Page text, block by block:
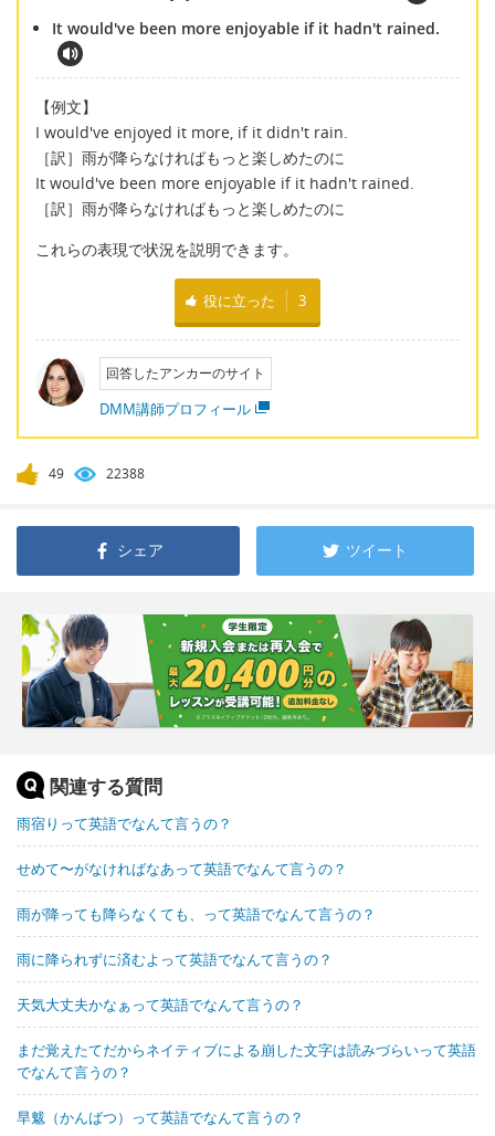
It would've been more enjoyable if it hadn't rained.
【例文】
I would've enjoyed it more, if it didn't rain.
［訳］雨が降らなければもっと楽しめたのに
It would've been more enjoyable if it hadn't rained.
［訳］雨が降らなければもっと楽しめたのに
これらの表現で状況を説明できます。
役に立った 3
回答したアンカーのサイト
DMM講師プロフィール
49 22388
シェア ツイート
関連する質問
雨宿りって英語でなんて言うの？
せめて〜がなければなあって英語でなんて言うの？
雨が降っても降らなくても、って英語でなんて言うの？
雨に降られずに済むよって英語でなんて言うの？
天気大丈夫かなぁって英語でなんて言うの？
まだ覚えたてだからネイティブによる崩した文字は読みづらいって英語
でなんて言うの？
旱魃（かんばつ）って英語でなんて言うの？